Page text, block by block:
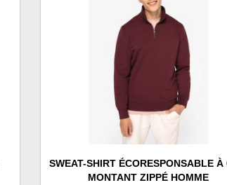
SWEAT-SHIRT ÉCORESPONSABLE À
MONTANT ZIPPÉ HOMME